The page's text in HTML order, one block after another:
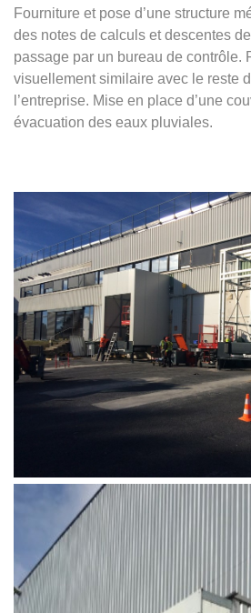
Fourniture et pose d’une structure
des notes de calculs et descentes
passage par un bureau de contrôle.
visuellement similaire avec le reste
l’entreprise. Mise en place d’une
évacuation des eaux pluviales.